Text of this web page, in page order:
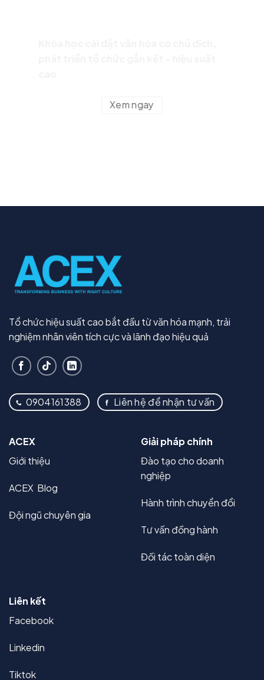
Xem ngay
Tổ chức hiệu suất cao bắt đầu từ văn hóa mạnh, trải
nghiệm nhân viên tích cực và lãnh đạo hiệu quả
0904161388 Liên hệ để nhận tư vấn
ACEX
Giới thiệu
ACEX Blog
Đội ngũ chuyên gia
Giải pháp chính
Đào tạo cho doanh
nghiệp
Hành trình chuyển đổi
Tư vấn đồng hành
Đối tác toàn diện
Liên kết
Facebook
Linkedin
Tiktok